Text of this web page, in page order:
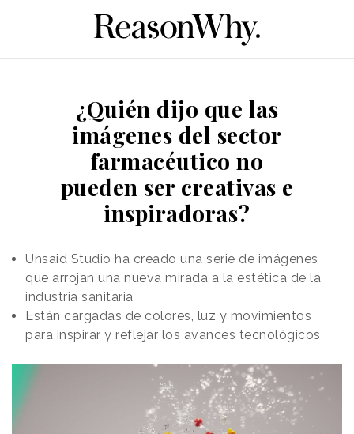
¿Quién dijo que las
imágenes del sector
farmacéutico no
pueden ser creativas e
inspiradoras?
Unsaid Studio ha creado una serie de imágenes
que arrojan una nueva mirada a la estética de la
industria sanitaria
Están cargadas de colores, luz y movimientos
para inspirar y reflejar los avances tecnológicos